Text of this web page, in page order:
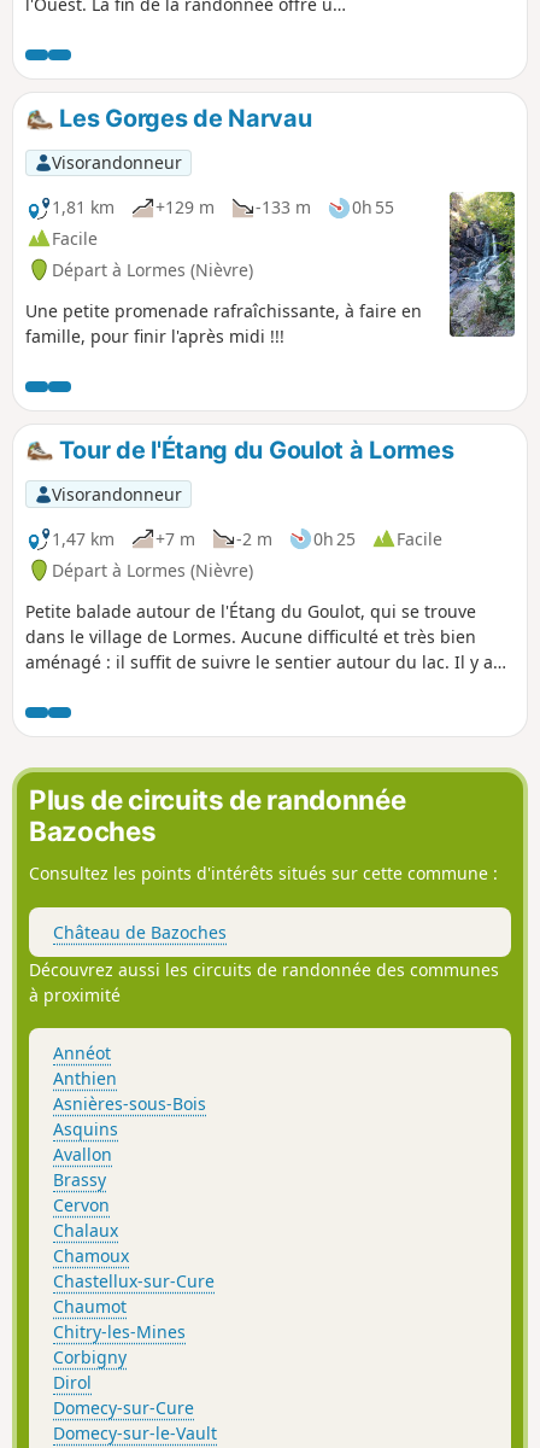
la basilique. La randonnée se fait
majoritairement sur des chemins dans
la forêt. Aucune difficulté à prévoir.
Les Gorges de Narvau
Visorandonneur
1,81 km
+129 m -133 m
0h 55
Facile
Départ à Lormes (Nièvre)
Une petite promenade rafraîchissante, à faire en
famille, pour finir l'après midi !!!
Tour de l'Étang du Goulot à Lormes
Visorandonneur
1,47 km
+7 m -2 m 0h 25
Facile
Départ à Lormes (Nièvre)
Petite balade autour de l'Étang du Goulot, qui se trouve
dans le village de Lormes. Aucune difficulté et très bien
aménagé : il suffit de suivre le sentier autour du lac. Il y a
de santé.
Plus de circuits de randonnée
Bazoches
Consultez les points d'intérêts situés sur cette commune :
Château de Bazoches
Découvrez aussi les circuits de randonnée des communes
à proximité
Annéot
Anthien
Asnières-sous-Bois
Asquins
Avallon
Brassy
Cervon
Chalaux
Chamoux
Chastellux-sur-Cure
Chaumot
Chitry-les-Mines
Corbigny
Dirol
Domecy-sur-Cure
Domecy-sur-le-Vault